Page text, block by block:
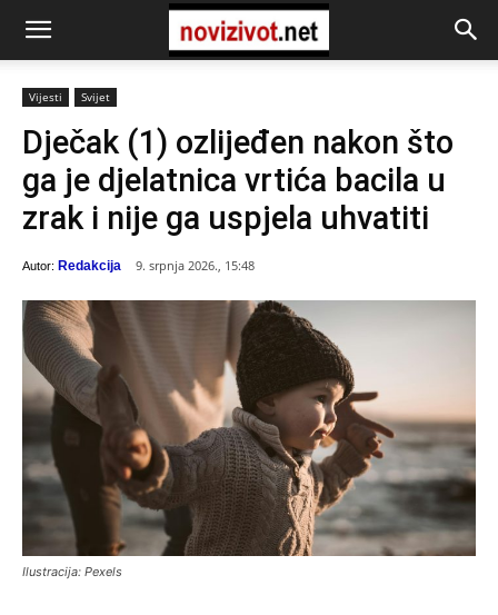
Vijesti Svijet
Dječak (1) ozlijeđen nakon što
ga je djelatnica vrtića bacila u
zrak i nije ga uspjela uhvatiti
Autor: Redakcija 9. srpnja 2026., 15:48
Ilustracija: Pexels